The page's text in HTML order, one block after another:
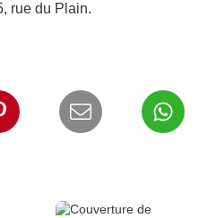
rue du Plain.